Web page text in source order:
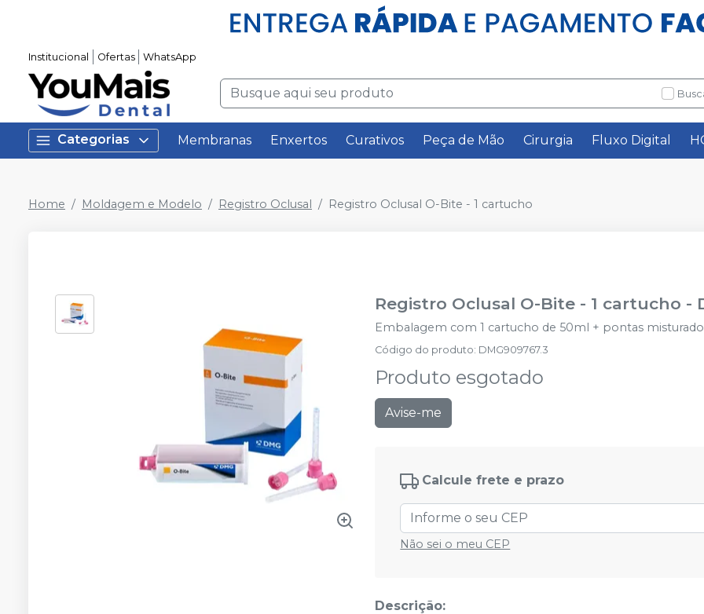
Institucional Ofertas WhatsApp
Categorias Membranas Enxertos Curativos Peça de Mão Cirurgia Fluxo Digital
Home Moldagem e Modelo Registro Oclusal Registro Oclusal O-Bite - 1 cartucho
Registro Oclusal O-Bite - 1 cartucho -
Embalagem com 1 cartucho de 50ml + pontas
Código do produto: DMG909767.3
Produto esgotado
Avise-me
Calcule frete e prazo
Não sei o meu CEP
Descrição: